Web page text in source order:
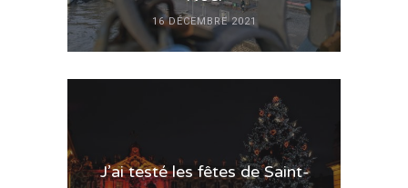
16 DÉCEMBRE 2021
J’ai testé les fêtes de Saint-